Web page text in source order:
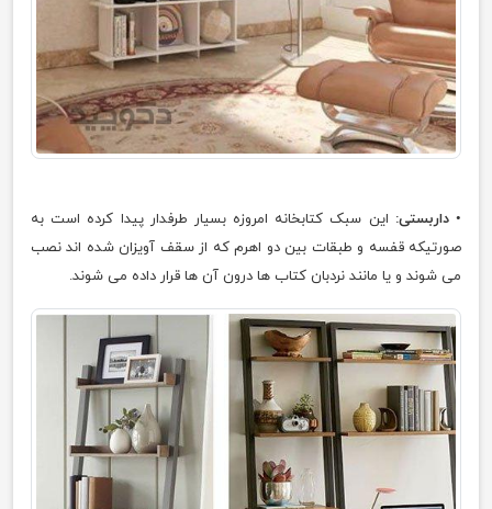
•داربستی: این سبک کتابخانه امروزه بسیار طرفدار پیدا کرده است به
صورتیکه قفسه و طبقات بین دو اهرم که از سقف آویزان شده اند نصب
می شوند و یا مانند نردبان کتاب ها درون آن ها قرار داده می شوند.